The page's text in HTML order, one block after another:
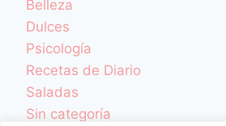
Belleza
Dulces
Psicología
Recetas de Diario
Saladas
Sin categoría